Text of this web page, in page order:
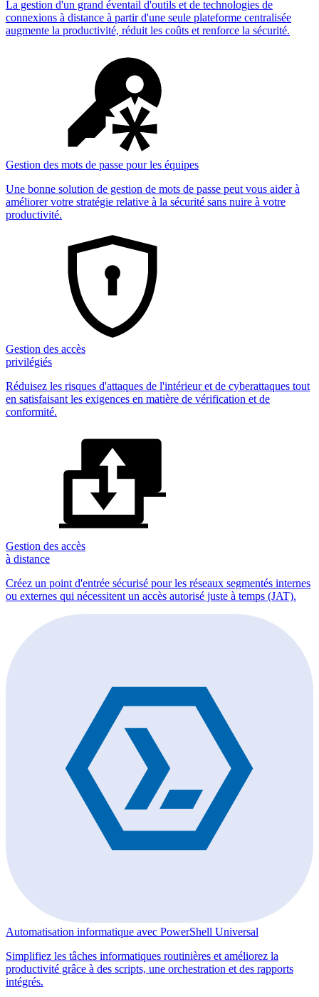
La gestion d'un grand éventail d'outils et de technologies de
connexions à distance à partir d'une seule plateforme centralisée
augmente la productivité, réduit les coûts et renforce la sécurité.
Gestion des mots de passe pour les équipes
Une bonne solution de gestion de mots de passe peut vous aider à
améliorer votre stratégie relative à la sécurité sans nuire à votre
productivité.
Gestion des accès
privilégiés
Réduisez les risques d'attaques de l'intérieur et de cyberattaques tout
en satisfaisant les exigences en matière de vérification et de
conformité.
Gestion des accès
à distance
Créez un point d'entrée sécurisé pour les réseaux segmentés internes
ou externes qui nécessitent un accès autorisé juste à temps (JAT).
Automatisation informatique avec PowerShell Universal
Simplifiez les tâches informatiques routinières et améliorez la
productivité grâce à des scripts, une orchestration et des rapports
intégrés.